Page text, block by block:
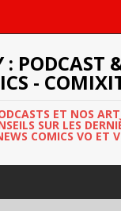
PODCAST
-
ET NOS
SUR LES
COMICS VO ET